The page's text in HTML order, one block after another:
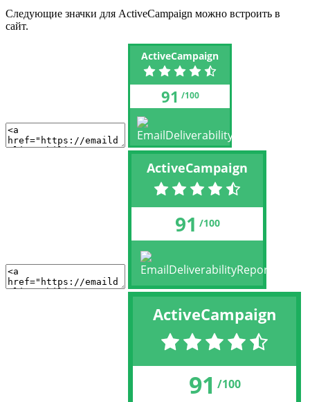
Следующие значки для ActiveCampaign можно встроить в
сайт.
ActiveCampaign
91 /100
ActiveCampaign
91 /100
ActiveCampaign
91 /100